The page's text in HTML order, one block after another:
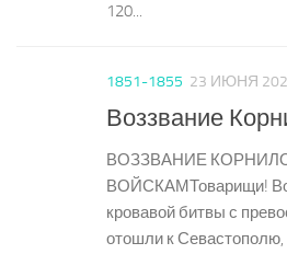
120...
1851-1855 23 ИЮНЯ
Воззвание
ВОЗЗВАНИЕ
ВОЙСКАМТоварищи!
кровавой битвы с
отошли к